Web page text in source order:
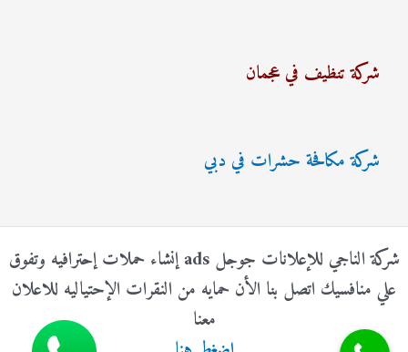
شركة تنظيف في عجمان
شركة مكافحة حشرات في دبي
شركة الناجي للإعلانات جوجل ads إنشاء حملات إحترافيه وتفوق
علي منافسيك اتصل بنا الأن حمايه من النقرات الإحتياليه للاعلان
معنا